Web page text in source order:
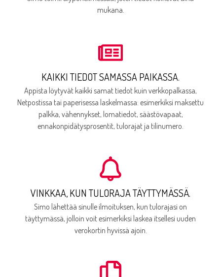
mukana.
KAIKKI TIEDOT SAMASSA PAIKASSA.
Appista löytyvät kaikki samat tiedot kuin verkkopalkassa,
Netpostissa tai paperisessa laskelmassa: esimerkiksi maksettu
palkka, vähennykset, lomatiedot, säästövapaat,
ennakonpidätysprosentit, tulorajat ja tilinumero.
VINKKAA, KUN TULORAJA TÄYTTYMÄSSÄ.
Simo lähettää sinulle ilmoituksen, kun tulorajasi on
täyttymässä, jolloin voit esimerkiksi laskea itsellesi uuden
verokortin hyvissä ajoin.